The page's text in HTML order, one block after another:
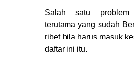
Salah satu problem
terutama yang sudah
ribet bila harus masuk
daftar ini itu.